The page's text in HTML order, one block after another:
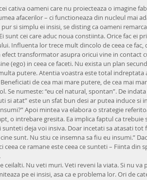
cativa oameni care nu proiecteaza o imagine
afacerilor – ci functioneaza din nucleul mai
si simplu ei insisi, se disting ca oameni
sunt cei care aduc noua constiinta. Orice fac ei
Influenta lor trece mult dincolo de ceea ce fac,
transformator asupra oricui vine in contact
(ego) in ceea ce faceti. Nu exista un plan
putere. Atentia voastra este total indreptata
de cea mai mare putere, de cea mai
Se numeste: “eu cel natural, spontan”. De
si atat” este un sfat bun desi ar putea induce si
Apoi mintea va elabora o strategie
o intrebare gresita. Ea implica faptul ca trebuie
deja voi insiva. Doar incetati sa atasati tot
sunt. Nu stiu ce insemna sa fiu eu insumi.”
ce ramane este ceea ce sunteti – Fiinta din
Nu veti muri. Veti reveni la viata. Si nu va
pe ei insisi, asa ca e problema lor. Ori de